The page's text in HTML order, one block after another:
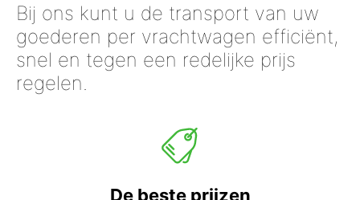
Bij ons kunt u de transport van uw
goederen per vrachtwagen efficiënt,
snel en tegen een redelijke prijs
regelen.
De beste prijzen